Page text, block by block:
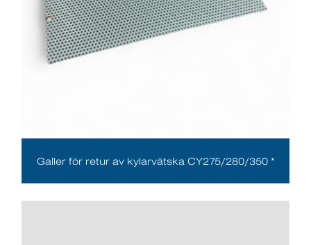
Galler för retur av kylarvätska CY275/280/350 *